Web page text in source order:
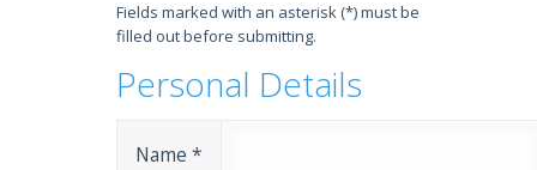
Fields marked with an asterisk (*) must be
filled out before submitting.
Personal Details
Name *